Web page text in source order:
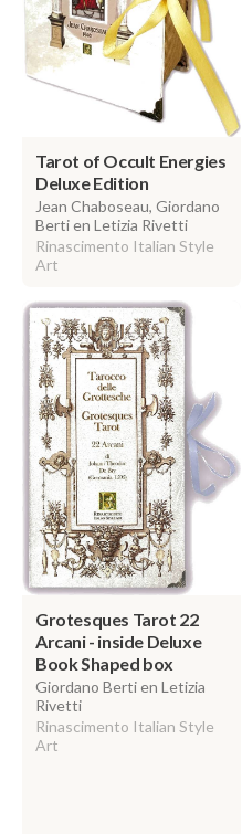
Tarot of Occult Energies
Deluxe Edition
Jean Chaboseau, Giordano
Berti en Letizia Rivetti
Rinascimento Italian Style
Art
Grotesques Tarot 22
Arcani - inside Deluxe
Book Shaped box
Giordano Berti en Letizia
Rivetti
Rinascimento Italian Style
Art